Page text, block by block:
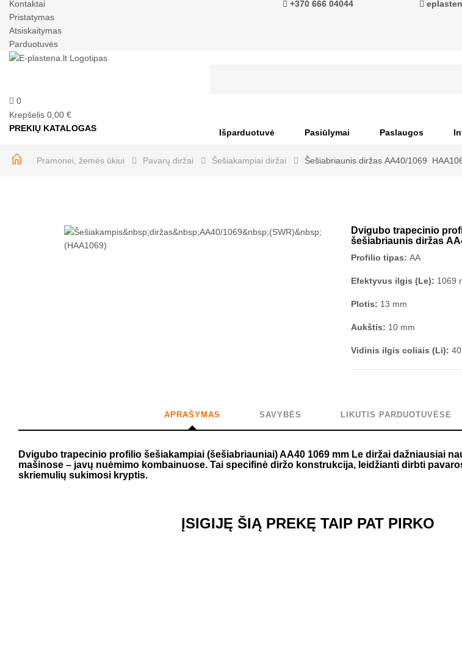
Kontaktai
Pristatymas
Atsiskaitymas
Parduotuvės
+370 666 04044
0
Krepšelis 0,00 €
PREKIŲ KATALOGAS
Išparduotuvė Pasiūlymai Paslaugos
Pramonei, žemės ūkiui Pavarų diržai Šešiakampiai diržai Šešiabriaunis diržas AA40/1069
Dvigubo trapecinio
šešiabriaunis diržas
Profilio tipas: AA
Efektyvus ilgis (Le): 1069
Plotis: 13 mm
Aukštis: 10 mm
Vidinis ilgis coliais (Li): 40
APRAŠYMAS SAVYBĖS LIKUTIS PARDUOTUVĖSE
Dvigubo trapecinio profilio šešiakampiai (šešiabriauniai) AA40 1069 mm Le diržai dažniausiai
mašinose – javų nuėmimo kombainuose. Tai specifinė diržo konstrukcija, leidžianti dirbti
skriemulių sukimosi kryptis.
ĮSIGIJĘ ŠIĄ PREKĘ TAIP PAT PIRKO